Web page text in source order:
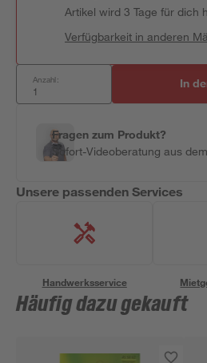
Artikel wird 3 Tage für dich
Verfügbarkeit in anderen
Anzahl: In
Fragen zum Produkt?
Sofort-Videoberatung aus
Unsere passenden Services
Handwerksservice
Häufig dazu gekauft